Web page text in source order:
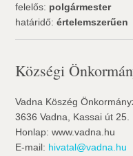
felelős: polgármester
határidő:értelemszerűen
Községi
Vadna Köszég
3636 Vadna, Kassai út 25.
Honlap: www.vadna.hu
E-mail: hivatal@vadna.hu